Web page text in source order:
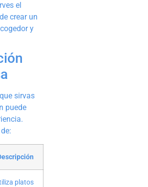
el
crear un
y
sirvas
puede
platos